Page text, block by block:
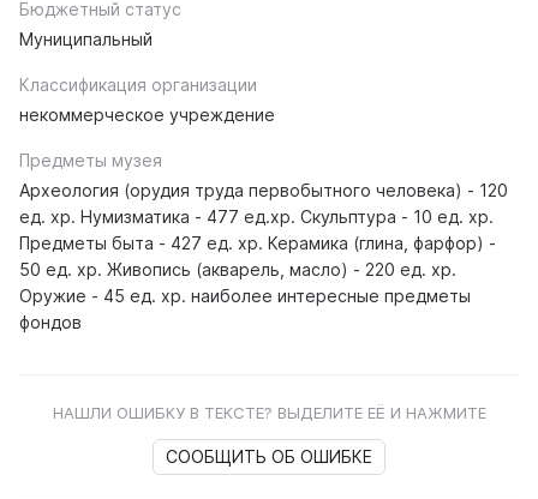
Бюджетный статус
Муниципальный
Классификация организации
некоммерческое учреждение
Предметы музея
Археология (орудия труда первобытного человека) - 120
ед. хр. Нумизматика - 477 ед.хр. Скульптура - 10 ед. хр.
Предметы быта - 427 ед. хр. Керамика (глина, фарфор) -
50 ед. хр. Живопись (акварель, масло) - 220 ед. хр.
Оружие - 45 ед. хр. наиболее интересные предметы
фондов
НАШЛИ ОШИБКУ В ТЕКСТЕ? ВЫДЕЛИТЕ ЕЁ И НАЖМИТЕ
СООБЩИТЬ ОБ ОШИБКЕ